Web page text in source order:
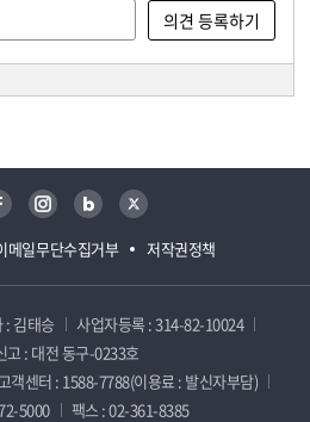
메일무단수집거부 저작권정책
북 인스타그램 블로그 트위터
: 김태승
사업자등록 : 314-82-10024
고 : 대전 동구-0233호
객센터 : 1588-7788(이용료 : 발신자부담)
5000
팩스 : 02-361-8385